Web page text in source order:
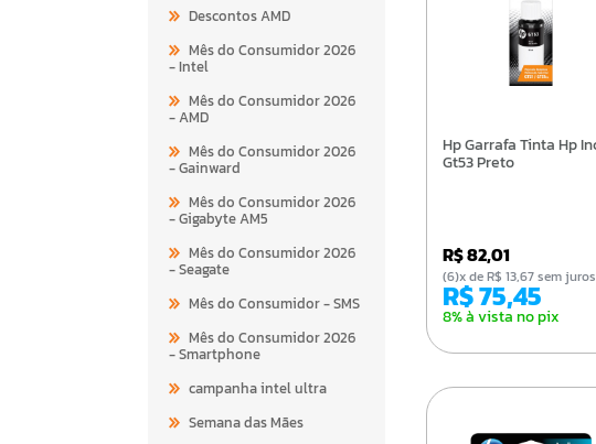
Descontos AMD
Mês do Consumidor 2026
- Intel
Mês do Consumidor 2026
- AMD
Mês do Consumidor 2026
- Gainward
Mês do Consumidor 2026
- Gigabyte AM5
Mês do Consumidor 2026
- Seagate
Mês do Consumidor - SMS
Mês do Consumidor 2026
- Smartphone
campanha intel ultra
Semana das Mães
Hp Garrafa Tinta Hp Inc
Gt53 Preto
R$ 82,01
R$ 75,45
8% à vista no pix
(6)x de R$ 13,67 sem juros